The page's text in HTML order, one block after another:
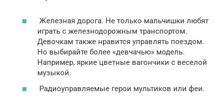
Железная дорога. Не только мальчишки любят
играть с железнодорожным транспортом.
Девочкам также нравится управлять поездом.
Но выбирайте более «девчачью» модель.
Например, яркие цветные вагончики с веселой
музыкой.
Радиоуправляемые герои мультиков или феи.